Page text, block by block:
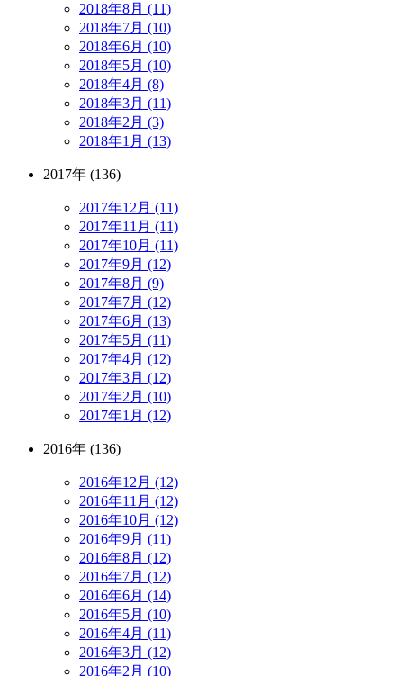
2018年8月 (11)
2018年7月 (10)
2018年6月 (10)
2018年5月 (10)
2018年4月 (8)
2018年3月 (11)
2018年2月 (3)
2018年1月 (13)
2017年 (136)
2017年12月 (11)
2017年11月 (11)
2017年10月 (11)
2017年9月 (12)
2017年8月 (9)
2017年7月 (12)
2017年6月 (13)
2017年5月 (11)
2017年4月 (12)
2017年3月 (12)
2017年2月 (10)
2017年1月 (12)
2016年 (136)
2016年12月 (12)
2016年11月 (12)
2016年10月 (12)
2016年9月 (11)
2016年8月 (12)
2016年7月 (12)
2016年6月 (14)
2016年5月 (10)
2016年4月 (11)
2016年3月 (12)
2016年2月 (10)